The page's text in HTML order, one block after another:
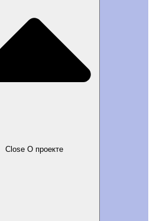
Close О проекте